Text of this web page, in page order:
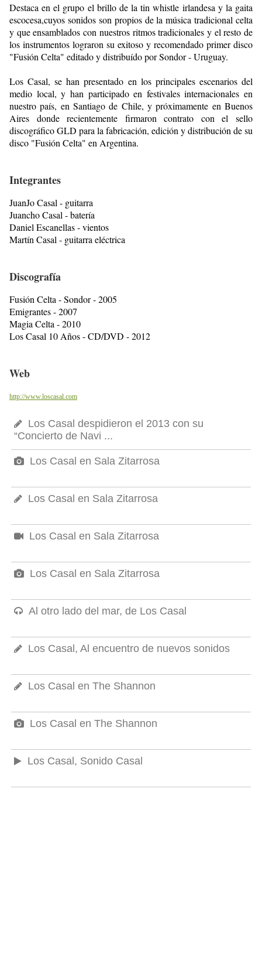
Destaca en el grupo el brillo de la tin whistle irlandesa y la gaita
escocesa,cuyos sonidos son propios de la música tradicional celta
y que ensamblados con nuestros ritmos tradicionales y el resto de
los instrumentos lograron su exitoso y recomendado primer disco
"Fusión Celta" editado y distribuído por Sondor - Uruguay.
Los Casal, se han presentado en los principales escenarios del
medio local, y han participado en festivales internacionales en
nuestro país, en Santiago de Chile, y próximamente en Buenos
Aires donde recientemente firmaron contrato con el sello
discográfico GLD para la fabricación, edición y distribución de su
disco "Fusión Celta" en Argentina.
Integrantes
JuanJo Casal - guitarra
Juancho Casal - batería
Daniel Escanellas - vientos
Martín Casal - guitarra eléctrica
Discografía
Fusión Celta - Sondor - 2005
Emigrantes - 2007
Magia Celta - 2010
Los Casal 10 Años - CD/DVD - 2012
Web
http://www.loscasal.com
Los Casal despidieron el 2013 con su
“Concierto de Navi ...
Los Casal en Sala Zitarrosa
Los Casal en Sala Zitarrosa
Los Casal en Sala Zitarrosa
Los Casal en Sala Zitarrosa
Al otro lado del mar, de Los Casal
Los Casal, Al encuentro de nuevos sonidos
Los Casal en The Shannon
Los Casal en The Shannon
Los Casal, Sonido Casal